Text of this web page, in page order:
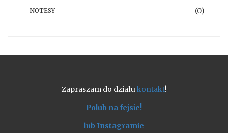
NOTESY (0)
Zapraszam do działukontakt!
Polub na fejsie!
lub Instagramie